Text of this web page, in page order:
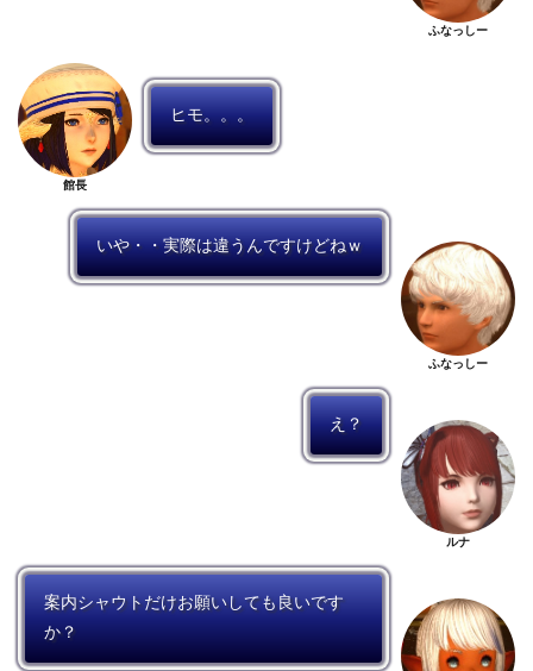
ふなっしー
館長
ヒモ。。。
いや・・実際は違うんですけどねｗ
ふなっしー
え？
ルナ
案内シャウトだけお願いしても良いです
か？